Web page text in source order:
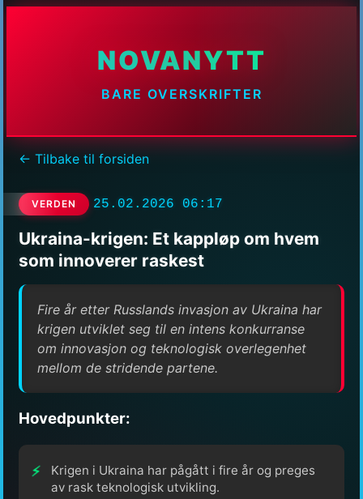
NOVANYTT
BARE OVERSKRIFTER
← Tilbake til forsiden
VERDEN 25.02.2026 06:17
Ukraina-krigen: Et kappløp om hvem
som innoverer raskest
Fire år etter Russlands invasjon av Ukraina har
krigen utviklet seg til en intens konkurranse
om innovasjon og teknologisk overlegenhet
mellom de stridende partene.
Hovedpunkter:
Krigen i Ukraina har pågått i fire år og preges
av rask teknologisk utvikling.